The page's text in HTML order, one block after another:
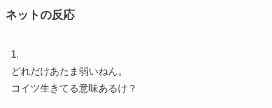
ネットの反応
1.
どれだけあたま弱いねん。
コイツ生きてる意味あるけ？